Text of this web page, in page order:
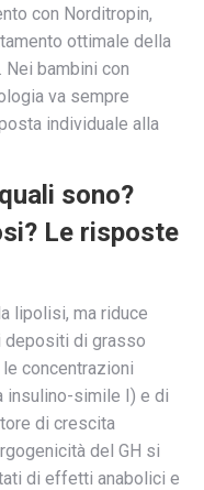
con Norditropin,
ottimale della
Nei bambini con
va sempre
individuale alla
sono?
Le risposte
lipolisi, ma riduce
depositi di grasso
concentrazioni
insulino-simile I) e di
di crescita
del GH si
di effetti anabolici e